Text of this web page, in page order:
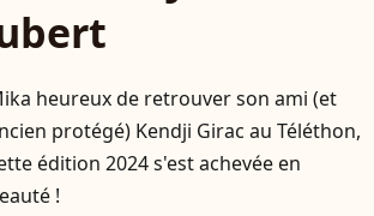
heureux de retrouver son ami (et
protégé) Kendji Girac au Téléthon,
édition 2024 s'est achevée en
!